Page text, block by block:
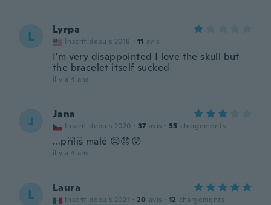
L Lyrpa
Inscrit depuis 2018 · 11 avis
I'm very disappointed I love the skull but
the bracelet itself sucked
il y a 4 ans
J Jana
Inscrit depuis 2020 · 37 avis · 35 chargements
...příliš malé 😔😞😲
il y a 4 ans
L Laura
Inscrit depuis 2021 · 20 avis · 12 chargements